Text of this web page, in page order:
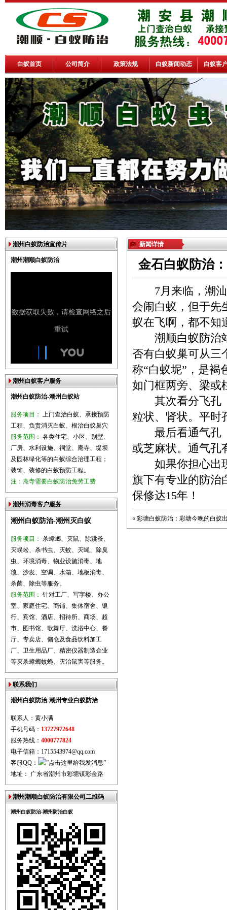
白蚁首页 公司简介 政策法规 白蚁新闻动态 白蚁客
潮州白蚁防治宣传片
潮州潮顺白蚁防治
潮州白蚁客户服务
潮州白蚁防治-潮州白蚁站
服务项目： 上门查治白蚁、承接预防
工程、负责消灭白蚁、根治白蚁巢穴
服务范围： 各类住宅、小区、别墅、
厂房、水利设施、祠堂、庵寺、堤坝
及园林绿化等的白蚁综合治理工程；
装饰、装修的白蚁预防工程。
注：庵寺需要白蚁防治免劳工费
潮州消毒客户服务
潮州白蚁防治-潮州灭白蚁
服务项目： 杀蟑螂、灭鼠、除跳蚤、
灭蜈蚣、杀书虫、灭蚊、灭蝇、除臭
虫、环境消毒、物业设施消毒、地
毯、沙发、空调、水箱、地板消毒、
杀菌、除虫等服务。
服务范围： 针对工厂、写字楼、办公
室、家庭住宅、商铺、集体宿舍、银
行、宾馆、酒店、招待所、商场、超
市、图书馆、歌舞厅、洗浴中心、餐
厅、专卖店、储仓及食品饮料加工
厂、卫生用品厂、精密仪器制造企业
等灭杀蟑螂蚊蝇、灭治鼠害等服务。
联系我们
潮州白蚁防治-潮州专业白蚁防治
联系人：黄小满
手机号码： 13727972648
服务热线： 4000777824
电子信箱：1715543974@qq.com
客服QQ：
地址： 广东省潮州市彩塘镇彩金路
潮州潮顺白蚁防治有限公司二维码
潮州白蚁防治-潮州防治白蚁
新闻详情
金石白蚁防治
7月来临，潮汕
会闹白蚁，但于先
蚁在飞啊，都不知
潮顺白蚁防治站
否有白蚁巢可从三
称“白蚁坭”，是褐
如门框两旁、梁或
其次看分飞孔（
粒状、肾状。平时
最后看通气孔（
或芝麻状。通气孔
如果你担心出现
旗下有专业的防治
保修达15年！
« 彩塘白蚁防治：彩塘今晚的白蚁